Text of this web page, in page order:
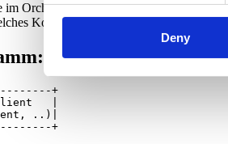
Deny
im Orchestrierungs-Layer
Kontexts, in welchem Zustand".
Agent-Write-Flow
+
|
..)|
+